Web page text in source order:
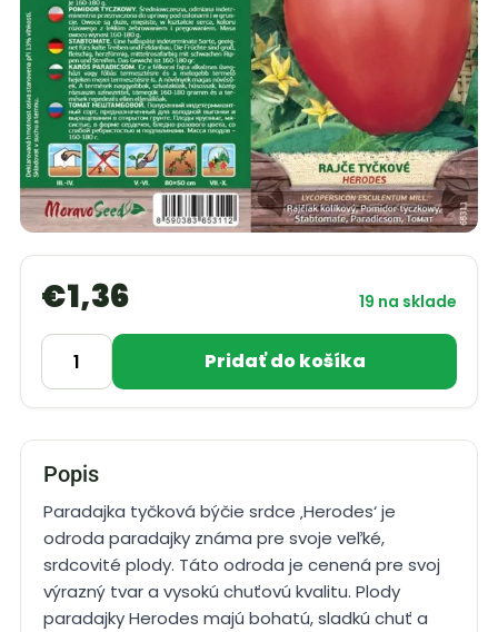
€1,36 19 na sklade
Pridať do košíka
Popis
Paradajka tyčková býčie srdce ‚Herodes‘ je
odroda paradajky známa pre svoje veľké,
srdcovité plody. Táto odroda je cenená pre svoj
výrazný tvar a vysokú chuťovú kvalitu. Plody
paradajky Herodes majú bohatú, sladkú chuť a